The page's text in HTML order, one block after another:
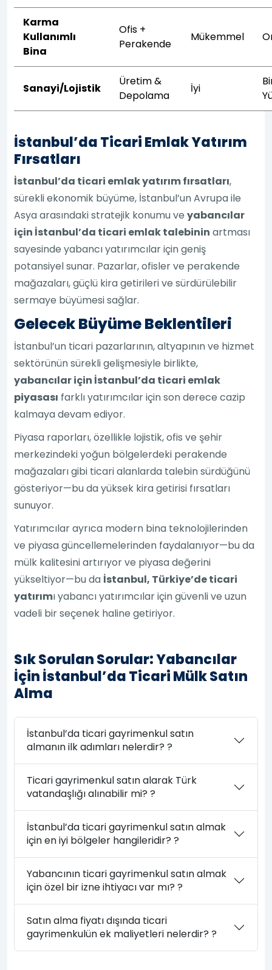
Karma
Kullanımlı
Bina
Ofis +
Perakende
Mükemmel
Sanayi/Lojistik
Üretim &
Depolama
İyi
İstanbul’da Ticari Emlak Yatırım
Fırsatları
İstanbul’da ticari emlak yatırım fırsatları,
sürekli ekonomik büyüme, İstanbul’un Avrupa ile
Asya arasındaki stratejik konumu veyabancılar
için İstanbul’da ticari emlak talebinin artması
sayesinde yabancı yatırımcılar için geniş
potansiyel sunar. Pazarlar, ofisler ve perakende
mağazaları, güçlü kira getirileri ve sürdürülebilir
sermaye büyümesi sağlar.
Gelecek Büyüme Beklentileri
İstanbul’un ticari pazarlarının, altyapının ve hizmet
sektörünün sürekli gelişmesiyle birlikte,
yabancılar için İstanbul’da ticari emlak
piyasası farklı yatırımcılar için son derece cazip
kalmaya devam ediyor.
Piyasa raporları, özellikle lojistik, ofis ve şehir
merkezindeki yoğun bölgelerdeki perakende
mağazaları gibi ticari alanlarda talebin sürdüğünü
gösteriyor—bu da yüksek kira getirisi fırsatları
sunuyor.
Yatırımcılar ayrıca modern bina teknolojilerinden
ve piyasa güncellemelerinden faydalanıyor—bu da
mülk kalitesini artırıyor ve piyasa değerini
yükseltiyor—bu da İstanbul, Türkiye’de ticari
yatırımı yabancı yatırımcılar için güvenli ve uzun
vadeli bir seçenek haline getiriyor.
Sık Sorulan Sorular: Yabancılar
İçin İstanbul’da Ticari Mülk Satın
Alma
İstanbul’da ticari gayrimenkul satın
almanın ilk adımları nelerdir? ?
Ticari gayrimenkul satın alarak Türk
vatandaşlığı alınabilir mi? ?
İstanbul’da ticari gayrimenkul satın almak
için en iyi bölgeler hangileridir? ?
Yabancının ticari gayrimenkul satın almak
için özel bir izne ihtiyacı var mı? ?
Satın alma fiyatı dışında ticari
gayrimenkulün ek maliyetleri nelerdir? ?